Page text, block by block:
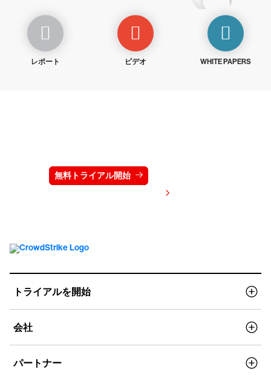
レポート ビデオ WHITE PAPERS
無料トライアル開始
トライアルを開始
会社
パートナー